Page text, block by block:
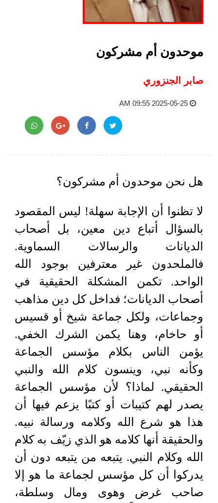
موحدون أم مشركون
صابر الجنزوري
2025-05-25 09:55 AM
هل نحن موحدون أم مشركون؟
لا تظنوا أن الإجابة سهلة! ليس المقصود
بالسؤال أتباع دين معين، بل أصحاب
الديانات والرسالات السماوية.
فالملحدون غير معترفين بوجود الله
الواحد. تكمن المشكلة الحقيقية في
أصحاب الديانات؛ فداخل كل دين مذاهب
وجماعات، ولكل جماعة شيخ أو قسيس
أو حاخام، وهنا يكمن الشرك الخفي.
يؤمن الناس بكلام مؤسس الجماعة
وكأنه نبي، وينسون كلام الله والنبي
الحقيقي. لماذا؟ لأن مؤسس الجماعة
يصدر لهم كتيبات أو كتبًا يزعم فيها أن
هذا هو شرع الله وكلامه ورسالة نبيه.
والحقيقة أنها كلامه هو الذي زيّف به كلام
الله وكلام النبي. يتبعه من يتبعه دون أن
يدركوا أن كل مؤسس لجماعة ما هو إلا
صاحب غرض وهوى ومال وسلطة،